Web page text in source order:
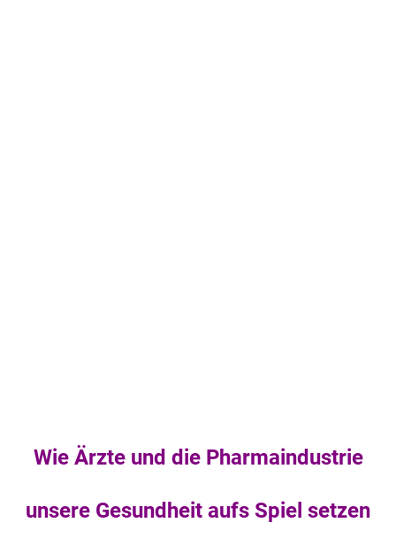
Wie Ärzte und die Pharmaindustrie
unsere Gesundheit aufs Spiel setzen